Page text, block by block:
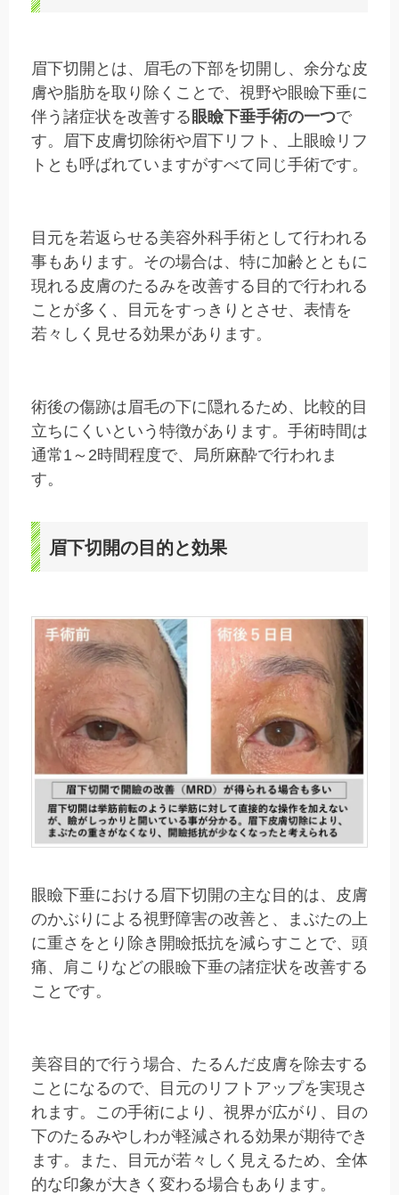
眉下切開とは、眉毛の下部を切開し、余分な皮
膚や脂肪を取り除くことで、視野や眼瞼下垂に
伴う諸症状を改善する 眼瞼下垂手術の一つで
す。眉下皮膚切除術や眉下リフト、上眼瞼リフ
トとも呼ばれていますがすべて同じ手術です。
目元を若返らせる美容外科手術として行われる
事もあります。その場合は、特に加齢とともに
現れる皮膚のたるみを改善する目的で行われる
ことが多く、目元をすっきりとさせ、表情を
若々しく見せる効果があります。
術後の傷跡は眉毛の下に隠れるため、比較的目
立ちにくいという特徴があります。手術時間は
通常1～2時間程度で、局所麻酔で行われま
す。
眉下切開の目的と効果
眼瞼下垂における眉下切開の主な目的は、皮膚
のかぶりによる視野障害の改善と、まぶたの上
に重さをとり除き開瞼抵抗を減らすことで、頭
痛、肩こりなどの眼瞼下垂の諸症状を改善する
ことです。
美容目的で行う場合、たるんだ皮膚を除去する
ことになるので、目元のリフトアップを実現さ
れます。この手術により、視界が広がり、目の
下のたるみやしわが軽減される効果が期待でき
ます。また、目元が若々しく見えるため、全体
的な印象が大きく変わる場合もあります。